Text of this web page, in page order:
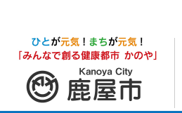
鹿屋市